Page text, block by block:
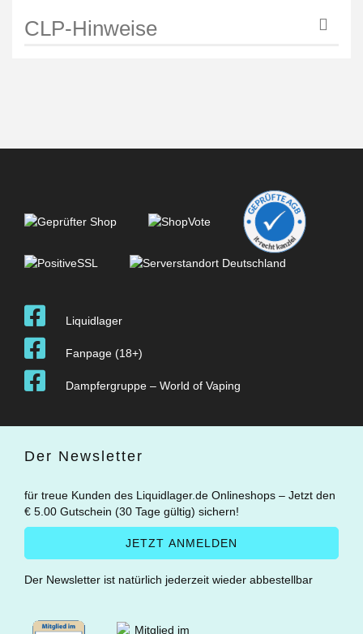
CLP-Hinweise
Liquidlager
Fanpage (18+)
Dampfergruppe – World of Vaping
Der Newsletter
für treue Kunden des Liquidlager.de Onlineshops – Jetzt den
€ 5.00 Gutschein (30 Tage gültig) sichern!
Der Newsletter ist natürlich jederzeit wieder abbestellbar